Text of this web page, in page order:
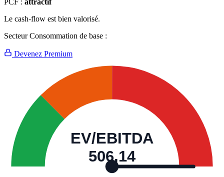
PCF : attractif
Le cash-flow est bien valorisé.
Secteur Consommation de base :
Devenez Premium
EV/EBITDA
506,14